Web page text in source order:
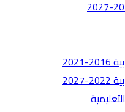
2021
2027